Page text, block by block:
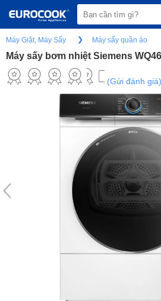
Máy Giặt, Máy Sấy Máy sấy quần áo
Máy sấy bơm nhiệt Siemens
(Gửi đánh giá)